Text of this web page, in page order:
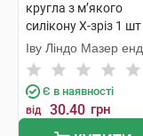
кругла з м’якого
силікону X-зріз 1 шт
Іву Ліндо Мазер енд
Бейбі Продактс
Є в наявності
від 30.40 грн